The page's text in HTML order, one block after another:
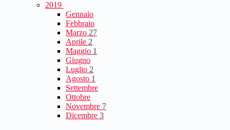
2019
Gennaio
Febbraio
Marzo 27
Aprile 2
Maggio 1
Giugno
Luglio 2
Agosto 1
Settembre
Ottobre
Novembre 7
Dicembre 3